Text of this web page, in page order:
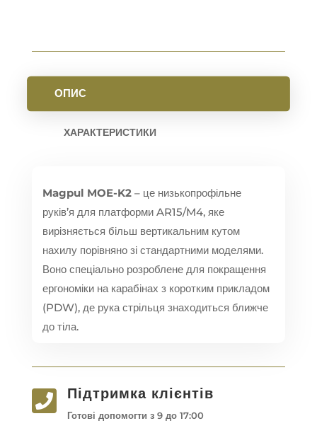
ОПИС
ХАРАКТЕРИСТИКИ
Magpul MOE-K2– це низькопрофільне
руків’я для платформи AR15/M4,яке
вирізняється більш вертикальним кутом
нахилу порівняно зі стандартними моделями.
Воно спеціально розроблене для покращення
ергономіки на карабінах з коротким прикладом
(PDW),де рука стрільця знаходиться ближче
до тіла.
 Підтримка клієнтів
Готові допомогти з 9 до 17:00